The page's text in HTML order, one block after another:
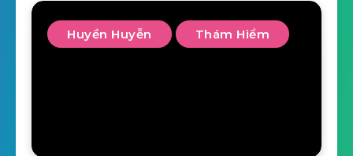
Huyền Huyễn Thám Hiểm